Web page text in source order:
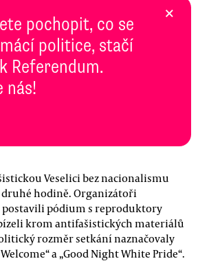
pochopit, co se
politice, stačí
Referendum.
nás!
×
Veselici bez nacionalismu
druhé hodině. Organizátoři
pódium s reproduktory
krom antifašistických materiálů
rozměr setkání naznačovaly
a „Good Night White Pride“.